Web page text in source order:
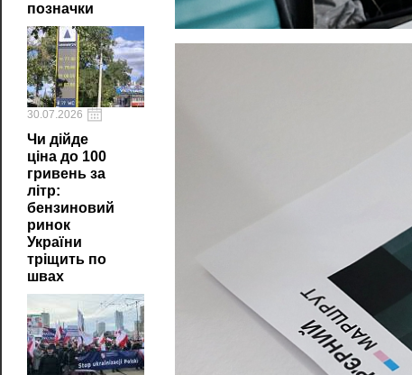
позначки
30.07.2026
Чи дійде
ціна до 100
гривень за
літр:
бензиновий
ринок
України
тріщить по
швах